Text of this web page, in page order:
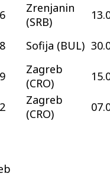
Zrenjanin
(SRB)
Sofija (BUL)
Zagreb
(CRO)
Zagreb
(CRO)